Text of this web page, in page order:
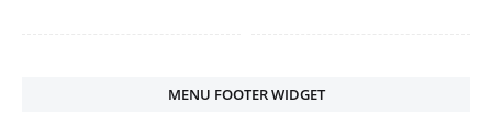
MENU FOOTER WIDGET